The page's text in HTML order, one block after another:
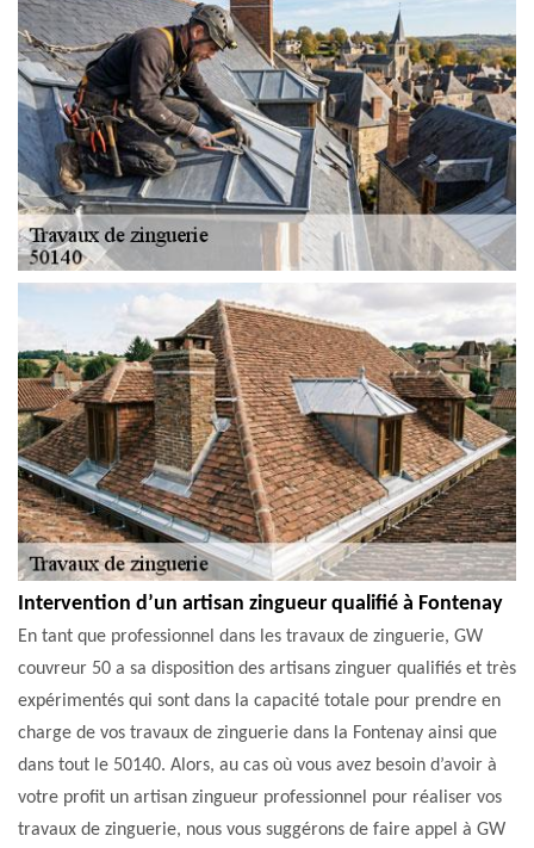
Intervention d’un artisan zingueur qualifié à Fontenay
En tant que professionnel dans les travaux de zinguerie, GW
couvreur 50 a sa disposition des artisans zinguer qualifiés et très
expérimentés qui sont dans la capacité totale pour prendre en
charge de vos travaux de zinguerie dans la Fontenay ainsi que
dans tout le 50140. Alors, au cas où vous avez besoin d’avoir à
votre profit un artisan zingueur professionnel pour réaliser vos
travaux de zinguerie, nous vous suggérons de faire appel à GW